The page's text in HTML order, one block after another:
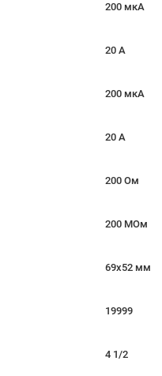
200 мкА
20 А
200 мкА
20 А
200 Ом
200 МОм
69x52 мм
19999
4 1/2